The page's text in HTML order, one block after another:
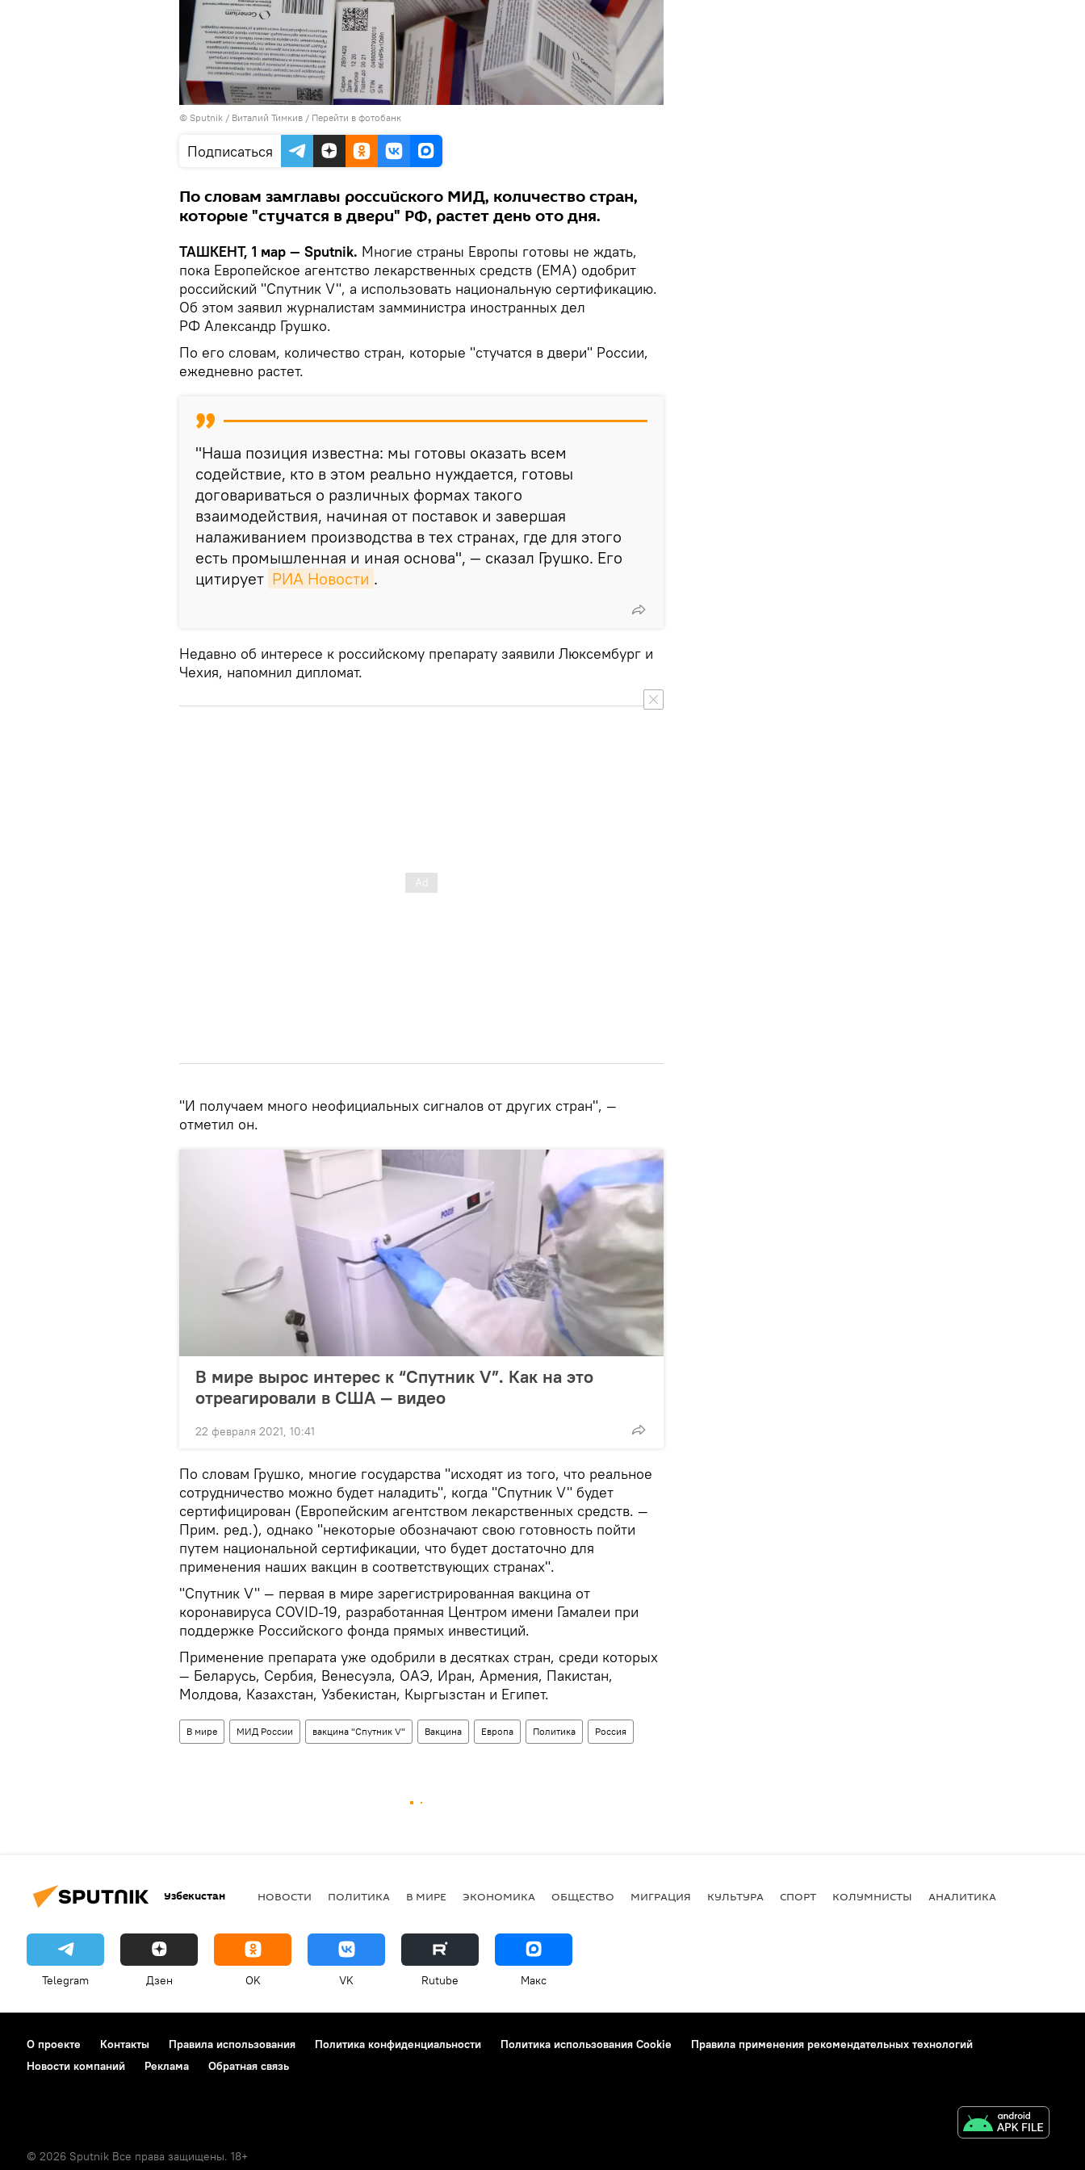
© Sputnik / Виталий Тимкив / Перейти в фотобанк
Подписаться
По словам замглавы российского МИД, количество стран,
которые "стучатся в двери" РФ, растет день ото дня.
ТАШКЕНТ, 1 мар — Sputnik. Многие страны Европы готовы не ждать,
пока Европейское агентство лекарственных средств (EMA) одобрит
российский "Спутник V", а использовать национальную сертификацию.
Об этом заявил журналистам замминистра иностранных дел
РФ Александр Грушко.
По его словам, количество стран, которые "стучатся в двери" России,
ежедневно растет.
"Наша позиция известна: мы готовы оказать всем
содействие, кто в этом реально нуждается, готовы
договариваться о различных формах такого
взаимодействия, начиная от поставок и завершая
налаживанием производства в тех странах, где для этого
есть промышленная и иная основа", — сказал Грушко. Его
цитирует РИА Новости .
Недавно об интересе к российскому препарату заявили Люксембург и
Чехия, напомнил дипломат.
"И получаем много неофициальных сигналов от других стран", —
отметил он.
В мире вырос интерес к “Спутник V”. Как на это
отреагировали в США — видео
22 февраля 2021, 10:41
По словам Грушко, многие государства "исходят из того, что реальное
сотрудничество можно будет наладить", когда "Спутник V" будет
сертифицирован (Европейским агентством лекарственных средств. —
Прим. ред.), однако "некоторые обозначают свою готовность пойти
путем национальной сертификации, что будет достаточно для
применения наших вакцин в соответствующих странах".
"Спутник V" — первая в мире зарегистрированная вакцина от
коронавируса COVID-19, разработанная Центром имени Гамалеи при
поддержке Российского фонда прямых инвестиций.
Применение препарата уже одобрили в десятках стран, среди которых
— Беларусь, Сербия, Венесуэла, ОАЭ, Иран, Армения, Пакистан,
Молдова, Казахстан, Узбекистан, Кыргызстан и Египет.
В мире МИД России вакцина "Спутник V" Вакцина Европа Политика Россия
Узбекистан НОВОСТИ ПОЛИТИКА В МИРЕ ЭКОНОМИКА ОБЩЕСТВО МИГРАЦИЯ КУЛЬТУРА СПОРТ КОЛУМНИСТЫ АНАЛИТИКА
Telegram Дзен OK VK Rutube Макс
О проекте Контакты Правила использования Политика конфиденциальности Политика использования Cookie
Правила применения рекомендательных технологий
Новости компаний
Реклама Обратная связь
© 2026 Sputnik Все права защищены. 18+